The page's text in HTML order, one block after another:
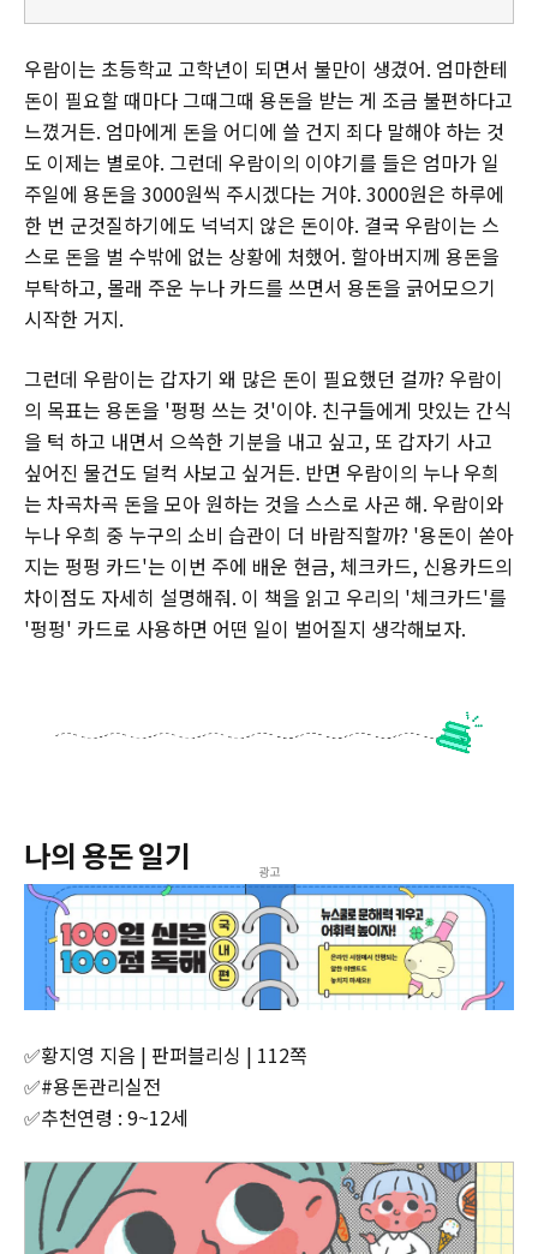
우람이는 초등학교 고학년이 되면서 불만이 생겼어. 엄마한테
돈이 필요할 때마다 그때그때 용돈을 받는 게 조금 불편하다고
느꼈거든. 엄마에게 돈을 어디에 쓸 건지 죄다 말해야 하는 것
도 이제는 별로야. 그런데 우람이의 이야기를 들은 엄마가 일
주일에 용돈을 3000원씩 주시겠다는 거야. 3000원은 하루에
한 번 군것질하기에도 넉넉지 않은 돈이야. 결국 우람이는 스
스로 돈을 벌 수밖에 없는 상황에 처했어. 할아버지께 용돈을
부탁하고, 몰래 주운 누나 카드를 쓰면서 용돈을 긁어모으기
시작한 거지.
그런데 우람이는 갑자기 왜 많은 돈이 필요했던 걸까? 우람이
의 목표는 용돈을 '펑펑 쓰는 것'이야. 친구들에게 맛있는 간식
을 턱 하고 내면서 으쓱한 기분을 내고 싶고, 또 갑자기 사고
싶어진 물건도 덜컥 사보고 싶거든. 반면 우람이의 누나 우희
는 차곡차곡 돈을 모아 원하는 것을 스스로 사곤 해. 우람이와
누나 우희 중 누구의 소비 습관이 더 바람직할까? '용돈이 쏟아
지는 펑펑 카드'는 이번 주에 배운 현금, 체크카드, 신용카드의
차이점도 자세히 설명해줘. 이 책을 읽고 우리의 '체크카드'를
'펑펑' 카드로 사용하면 어떤 일이 벌어질지 생각해보자.
나의 용돈 일기 광고
✅황지영 지음 | 판퍼블리싱 | 112쪽
✅#용돈관리실전
✅추천연령 : 9~12세